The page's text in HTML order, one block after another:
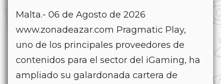
Malta.- 06 de Agosto de 2026
www.zonadeazar.com Pragmatic Play,
uno de los principales proveedores de
contenidos para el sector del iGaming, ha
ampliado su galardonada cartera de